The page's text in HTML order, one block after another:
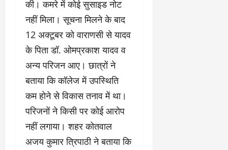
की। कमरे में कोई सुसाइड नोट
नहीं मिला। सूचना मिलने के बाद
12 अक्टूबर को वाराणसी से यादव
के पिता डॉ. ओमप्रकाश यादव व
अन्य परिजन आए। छात्रों ने
बताया कि कॉलेज में उपस्थिति
कम होने से विकास तनाव में था।
परिजनों ने किसी पर कोई आरोप
नहीं लगाया। शहर कोतवाल
अजय कुमार त्रिपाठी ने बताया कि